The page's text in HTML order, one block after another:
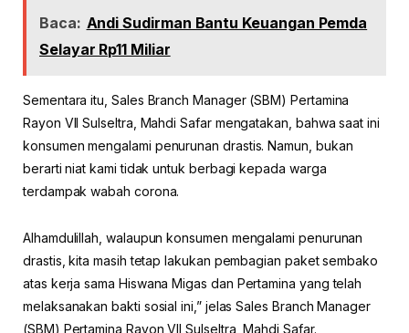
Baca: Andi Sudirman Bantu Keuangan Pemda
Selayar Rp11 Miliar
Sementara itu, Sales Branch Manager (SBM) Pertamina
Rayon Vll Sulseltra, Mahdi Safar mengatakan, bahwa saat ini
konsumen mengalami penurunan drastis. Namun, bukan
berarti niat kami tidak untuk berbagi kepada warga
terdampak wabah corona.
Alhamdulillah, walaupun konsumen mengalami penurunan
drastis, kita masih tetap lakukan pembagian paket sembako
atas kerja sama Hiswana Migas dan Pertamina yang telah
melaksanakan bakti sosial ini,” jelas Sales Branch Manager
(SBM) Pertamina Rayon Vll Sulseltra, Mahdi Safar.